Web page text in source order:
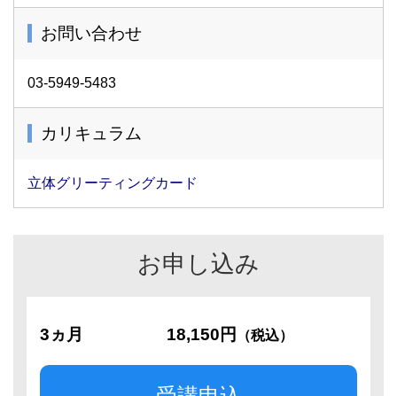
お問い合わせ
03-5949-5483
カリキュラム
立体グリーティングカード
お申し込み
3ヵ月 18,150円 （税込）